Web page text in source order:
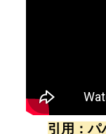
引用：パ